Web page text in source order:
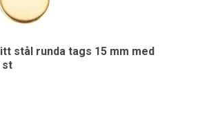
stål runda tags 15 mm med
st